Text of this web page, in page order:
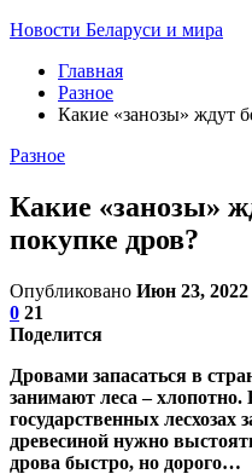
Новости Беларуси и мира
Главная
Разное
Какие «занозы» ждут
Разное
Какие «занозы»
покупке дров?
Опубликовано Июн 23, 2022
0 21
Поделится
Дровами запасаться в
занимают леса – хлопотно.
государственных лесхозах
древесиной нужно
дрова быстро, но дорого…